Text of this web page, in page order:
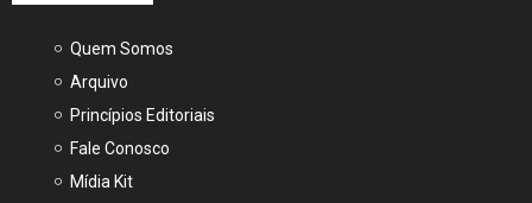
Quem Somos
Arquivo
Princípios Editoriais
Fale Conosco
Mídia Kit